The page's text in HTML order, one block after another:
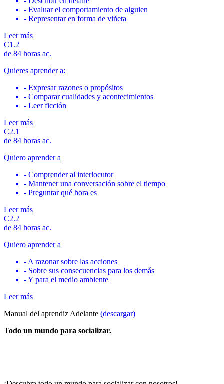
- Evaluar el comportamiento de alguien
- Representar en forma de viñeta
Leer más
С1.2
de 84 horas ac.
Quieres aprender a:
- Expresar razones o propósitos
- Comparar cualidades y acontecimientos
- Leer ficción
Leer más
С2.1
de 84 horas ac.
Quiero aprender a
- Comprender al interlocutor
- Mantener una conversación sobre el tiempo
- Preguntar qué hora es
Leer más
С2.2
de 84 horas ac.
Quiero aprender a
- A razonar sobre las acciones
- Sobre sus consecuencias para los demás
- Y para el medio ambiente
Leer más
Manual del aprendiz Adelante (descargar)
Todo un mundo para socializar.